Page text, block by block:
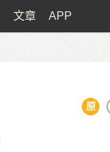
文章 APP
原